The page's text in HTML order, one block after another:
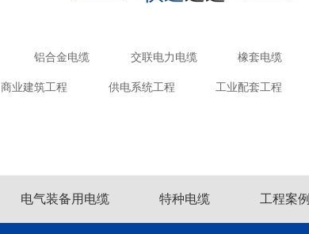
铝合金电缆 交联电力电缆 橡套电缆
商业建筑工程 供电系统工程 工业配套工程
电气装备用电缆 特种电缆 工程案例